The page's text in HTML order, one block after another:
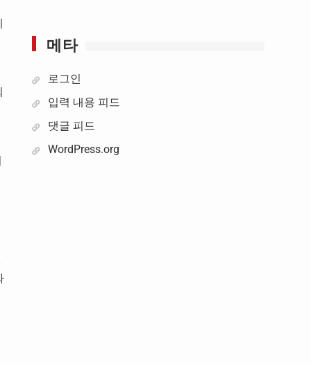
메타
로그인
입력 내용 피드
댓글 피드
WordPress.org